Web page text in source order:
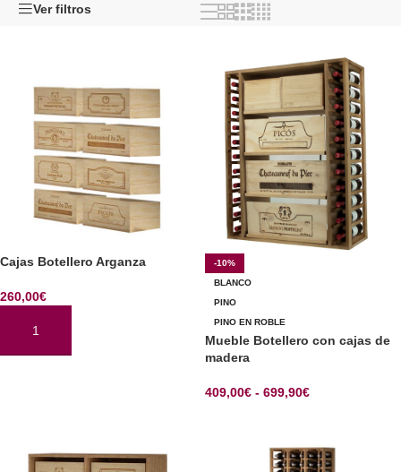
Ver filtros
Cajas Botellero Arganza
260,00€
AÑADIR AL CARRITO
-10%
BLANCO
PINO
PINO EN ROBLE
Mueble Botellero con cajas de
madera
409,00€ - 699,90€